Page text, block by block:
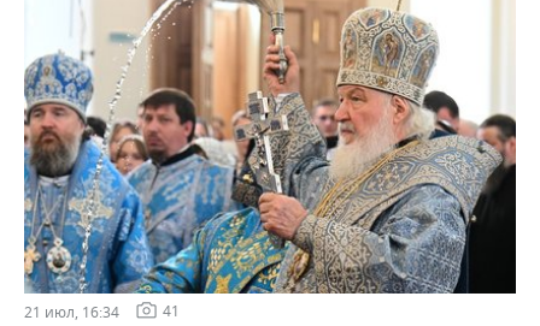
21 июл, 16:34 41